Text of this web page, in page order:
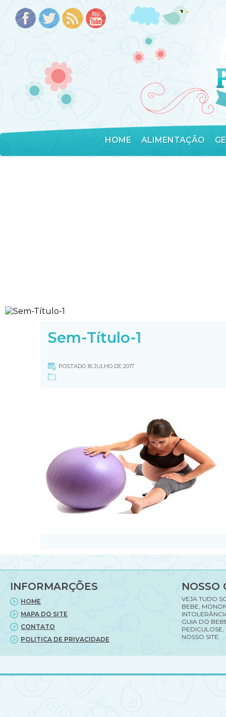
HOME ALIMENTAÇÃO
Sem-Título-1
POSTADO 16 JULHO DE 2017
INFORMARÇÕES
HOME
MAPA DO SITE
CONTATO
POLITICA DE PRIVACIDADE
NOSSO
VEJA TUDO
BEBE,
GUIA DO
PEDICULOSE,
NOSSO SITE.